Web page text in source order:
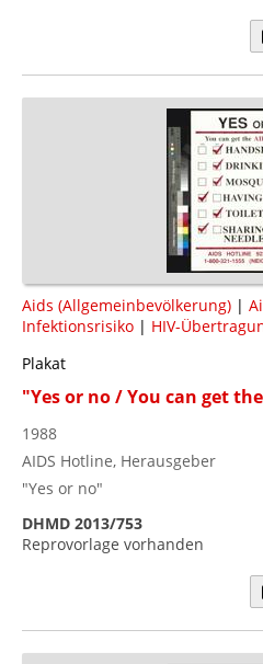
Aids (Allgemeinbevölkerung) |
Infektionsrisiko | HIV-
Plakat
"Yes or no / You can get
1988
AIDS Hotline, Herausgeber
"Yes or no"
DHMD 2013/753
Reprovorlage vorhanden